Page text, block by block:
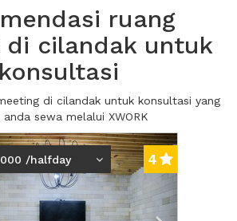
ruang
di cilandak untuk
konsultasi
di cilandak untuk konsultasi yang
sewa melalui XWORK
Next2
/halfday 4